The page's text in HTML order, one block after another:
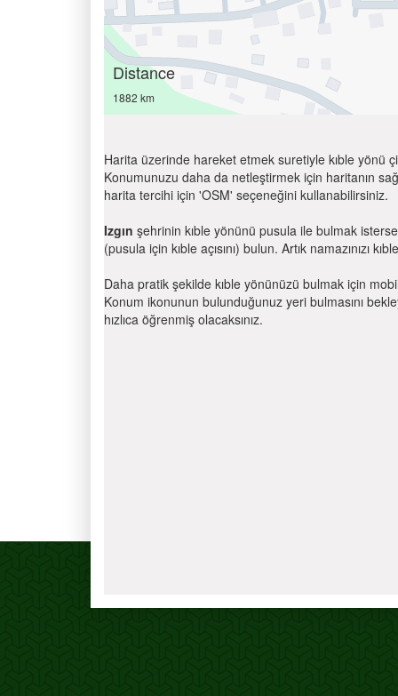
Distance
1882 km
Harita üzerinde hareket etmek suretiyle kıble yönü
Konumunuzu daha da netleştirmek için haritanın
harita tercihi için 'OSM' seçeneğini kullanabilirsiniz.
Izgın şehrinin kıble yönünü pusula ile bulmak
(pusula için kıble açısını) bulun. Artık namazınızı
Daha pratik şekilde kıble yönünüzü bulmak için
Konum ikonunun bulunduğunuz yeri bulmasını
hızlıca öğrenmiş olacaksınız.